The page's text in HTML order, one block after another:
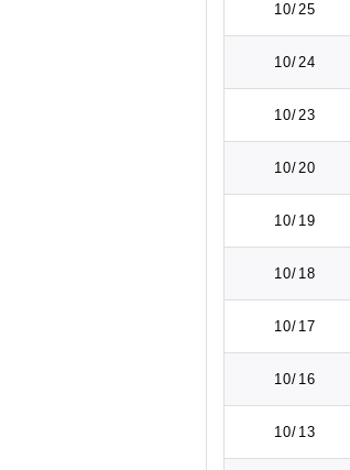
10/25
10/24
10/23
10/20
10/19
10/18
10/17
10/16
10/13